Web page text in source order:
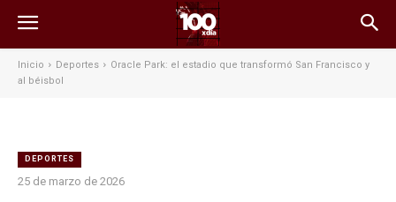
Inicio Deportes
Oracle Park: el estadio que transformó San Francisco y
al béisbol
DEPORTES
25 de marzo de 2026